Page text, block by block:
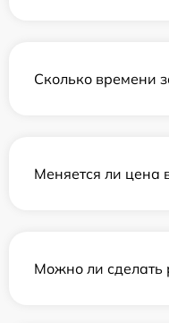
Сколько времени
Меняется ли цена
Можно ли сделать